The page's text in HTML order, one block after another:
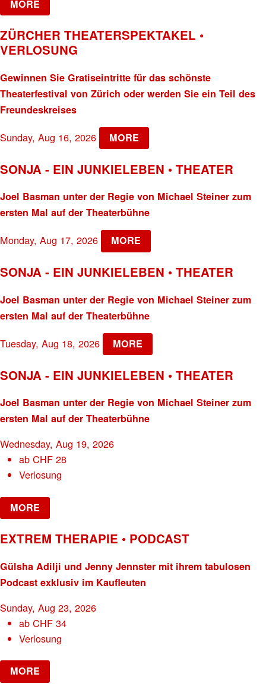
MORE
ZÜRCHER THEATERSPEKTAKEL •
VERLOSUNG
Gewinnen Sie Gratiseintritte für das schönste
Theaterfestival von Zürich oder werden Sie ein Teil des
Freundeskreises
Sunday, Aug 16, 2026 MORE
SONJA - EIN JUNKIELEBEN • THEATER
Joel Basman unter der Regie von Michael Steiner zum
ersten Mal auf der Theaterbühne
Monday, Aug 17, 2026 MORE
SONJA - EIN JUNKIELEBEN • THEATER
Joel Basman unter der Regie von Michael Steiner zum
ersten Mal auf der Theaterbühne
Tuesday, Aug 18, 2026 MORE
SONJA - EIN JUNKIELEBEN • THEATER
Joel Basman unter der Regie von Michael Steiner zum
ersten Mal auf der Theaterbühne
Wednesday, Aug 19, 2026
abCHF 28
Verlosung
MORE
EXTREM THERAPIE • PODCAST
Gülsha Adilji und Jenny Jennster mit ihrem tabulosen
Podcast exklusiv im Kaufleuten
Sunday, Aug 23, 2026
abCHF 34
Verlosung
MORE